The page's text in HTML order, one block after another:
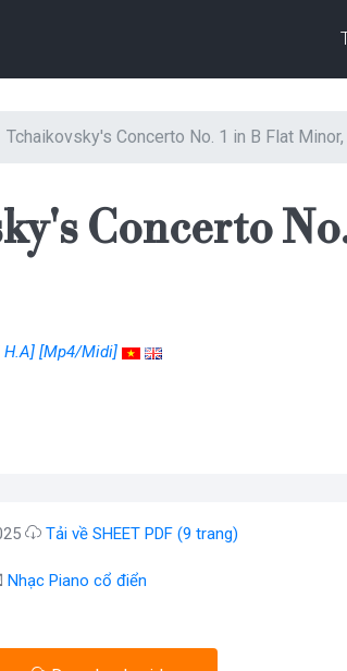
Tchaikovsky's Concerto No. 1 in B Flat Minor,
Concerto
H.A] [Mp4/Midi]
Tải về SHEET PDF (9 trang)
Nhạc Piano cổ điển